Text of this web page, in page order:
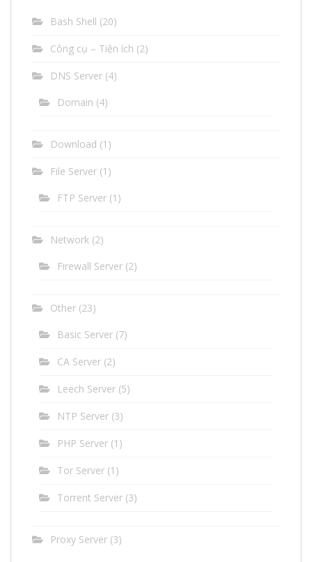
Bash Shell (20)
Công cụ – Tiện ích (2)
DNS Server (4)
Domain (4)
Download (1)
File Server (1)
FTP Server (1)
Network (2)
Firewall Server (2)
Other (23)
Basic Server (7)
CA Server (2)
Leech Server (5)
NTP Server (3)
PHP Server (1)
Tor Server (1)
Torrent Server (3)
Proxy Server (3)